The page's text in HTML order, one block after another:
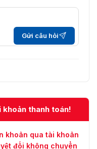
Gửi câu hỏi
khoản thanh toán!
khoản qua tài khoản
đối không chuyển